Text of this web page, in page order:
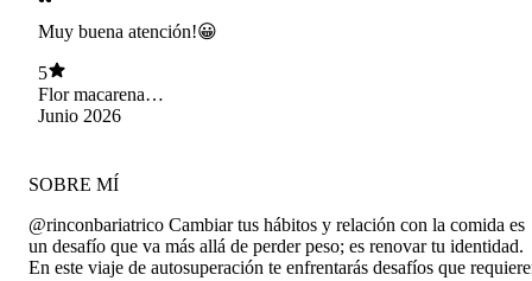
Muy buena atención!😀
5
Flor macarena
aguilera barrera
Junio 2026
SOBRE MÍ
@rinconbariatrico Cambiar tus hábitos y relación con la comida es
un desafío que va más allá de perder peso; es renovar tu identidad.
En este viaje de autosuperación te enfrentarás desafíos que